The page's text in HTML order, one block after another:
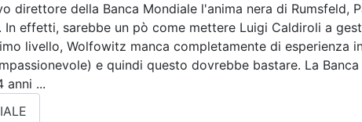
direttore della Banca Mondiale l'anima nera di
In effetti, sarebbe un pò come mettere Luigi Caldiroli a
livello, Wolfowitz manca completamente di esperienza
e quindi questo dovrebbe bastare. La
anni ...